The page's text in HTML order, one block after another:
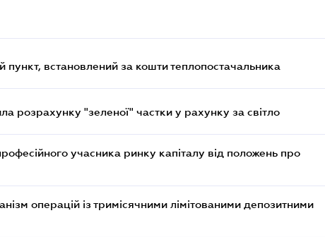
встановлений за кошти теплопостачальника
розрахунку "зеленої" частки у рахунку за світло
учасника ринку капіталу від положень про
операцій із тримісячними лімітованими депозитними